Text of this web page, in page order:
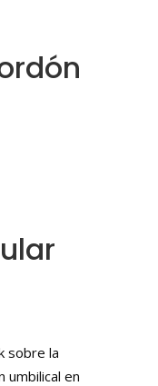
sobre la
umbilical en